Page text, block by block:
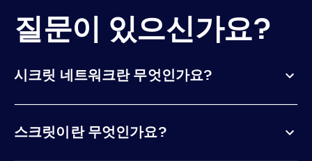
질문이 있으신가요?
시크릿 네트워크란 무엇인가요?
스크릿이란 무엇인가요?